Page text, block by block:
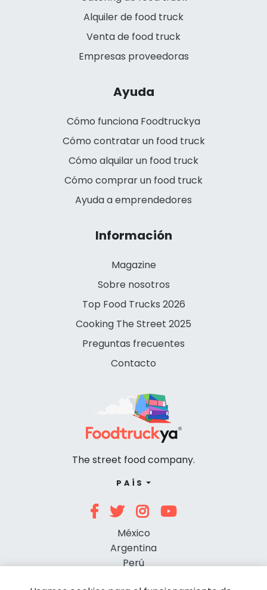
Alquiler de food truck
Venta de food truck
Empresas proveedoras
Ayuda
Cómo funciona Foodtruckya
Cómo contratar un food truck
Cómo alquilar un food truck
Cómo comprar un food truck
Ayuda a emprendedores
Información
Magazine
Sobre nosotros
Top Food Trucks 2026
Cooking The Street 2025
Preguntas frecuentes
Contacto
The street food company.
PAÍS
México
Argentina
Perú